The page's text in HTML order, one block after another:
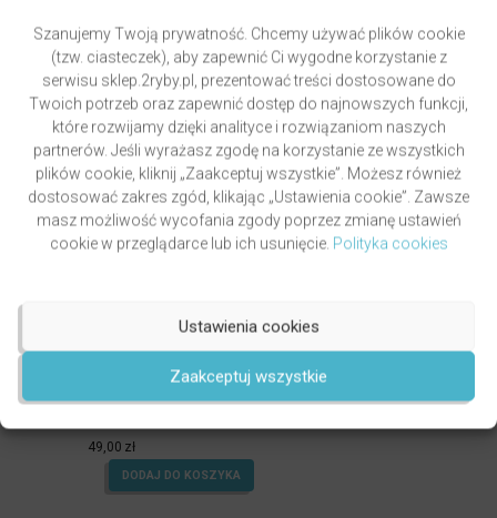
Szanujemy Twoją prywatność. Chcemy używać plików cookie
(tzw. ciasteczek), aby zapewnić Ci wygodne korzystanie z
serwisu sklep.2ryby.pl, prezentować treści dostosowane do
Twoich potrzeb oraz zapewnić dostęp do najnowszych funkcji,
które rozwijamy dzięki analityce i rozwiązaniom naszych
partnerów. Jeśli wyrażasz zgodę na korzystanie ze wszystkich
plików cookie, kliknij „Zaakceptuj wszystkie”. Możesz również
dostosować zakres zgód, klikając „Ustawienia cookie”. Zawsze
masz możliwość wycofania zgody poprzez zmianę ustawień
cookie w przeglądarce lub ich usunięcie. Polityka cookies
Zaakceptuj wszystkie
Ustawienia cookies
GRZYWOCZ & PAWLUKIEWICZ | DROGA
autorks. Piotr Pawlukiewicz ks. Krzysztof Grzywocz
5.00
na 5.
49,00 zł
DODAJ DO KOSZYKA